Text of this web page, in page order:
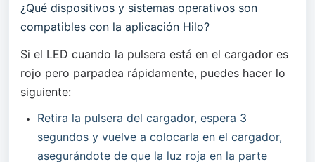
¿Qué dispositivos y sistemas operativos son
compatibles con la aplicación Hilo?
Si el LED cuando la pulsera está en el cargador es
rojo pero parpadea rápidamente, puedes hacer lo
siguiente:
Retira la pulsera del cargador, espera 3
segundos y vuelve a colocarla en el cargador,
asegurándote de que la luz roja en la parte